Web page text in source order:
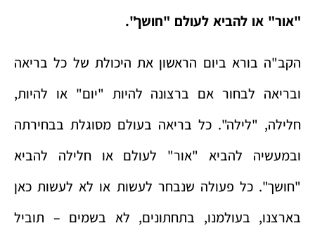
"אור" או להביא לעולם "חושך".
הקב"ה בורא ביום הראשון את היכולת של כל בריאה
ובריאה לבחור אם ברצונה להיות "יום" או להיות,
חלילה, "לילה". כל בריאה בעולם מסוגלת בבחירתה
ובמעשיה להביא "אור" לעולם או חלילה להביא
"חושך". כל פעולה שנבחר לעשות או לא לעשות כאן
בארצנו, בעולמנו, בתחתונים, לא בשמים – תוביל